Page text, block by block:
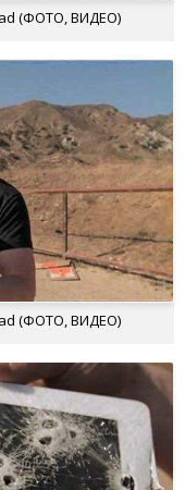
(ФОТО, ВИДЕО)
(ФОТО, ВИДЕО)